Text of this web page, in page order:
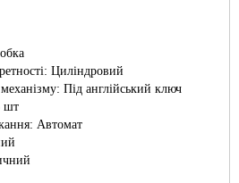
Циліндровий
Під англійський ключ
шт
Автомат